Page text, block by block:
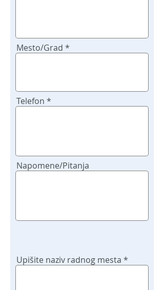
Mesto/Grad
Telefon
Napomene/Pitanja
Upišite naziv radnog mesta